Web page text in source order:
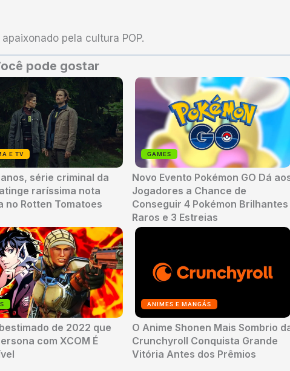
apaixonado pela cultura POP.
pode gostar
E TV
série criminal da
raríssima nota
no Rotten Tomatoes
GAMES
Novo Evento Pokémon GO Dá
Jogadores a Chance de
Conseguir 4 Pokémon Brilhantes
Raros e 3 Estreias
de 2022 que
com XCOM É
ANIMES E MANGÁS
O Anime Shonen Mais Sombrio
Crunchyroll Conquista Grande
Vitória Antes dos Prêmios